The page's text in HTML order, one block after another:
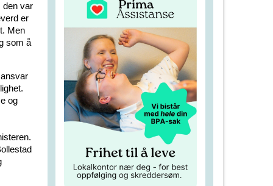
den var
er
Men
som å
og